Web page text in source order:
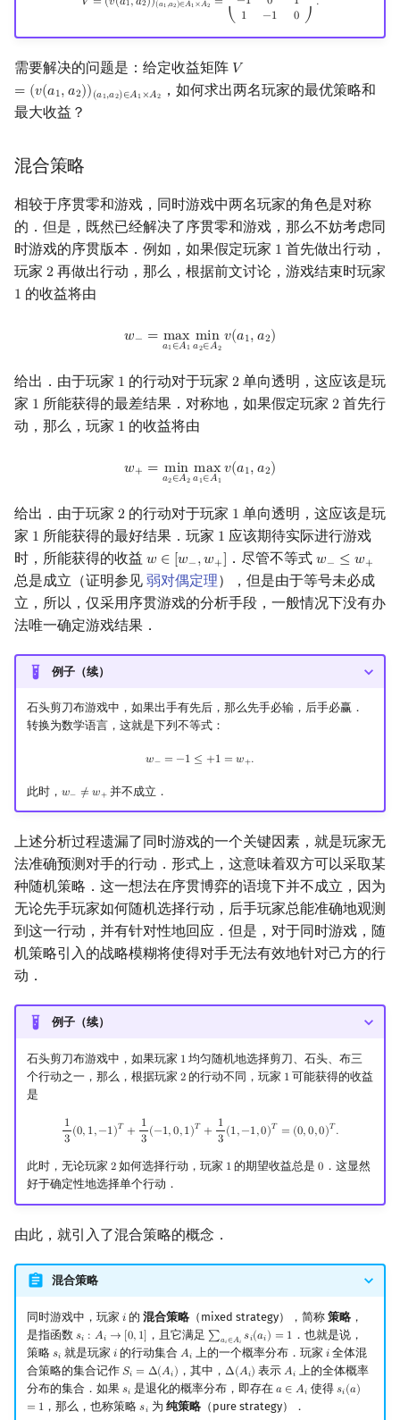
𝑉 = (𝑣(𝑎1,𝑎2))(𝑎1 ,𝑎2 )∈𝐴1 ×𝐴2 =
⎝
−1 0
1
1
−1 0 ⎠
.
需要解决的问题是：给定收益矩阵 𝑉
= (𝑣(𝑎1,𝑎2))(𝑎1,𝑎2)∈𝐴1 ×𝐴2
V=
，如何求出两名玩家的最优策略和
最大收益？
混合策略
相较于序贯零和游戏，同时游戏中两名玩家的角色是对称
的．但是，既然已经解决了序贯零和游戏，那么不妨考虑同
时游戏的序贯版本．例如，如果假定玩家 1
1 首先做出行动，
玩家 2
2 再做出行动，那么，根据前文讨论，游戏结束时玩家
1
1 的收益将由
𝑤− = max
𝑎1 ∈𝐴1 min
𝑎2∈𝐴2
𝑣(𝑎1,𝑎2)
maxa1 ∈A1mina 2∈A2 v(a1
给出．由于玩家 1
1 的行动对于玩家 2
2 单向透明，这应该是玩
家 1
1 所能获得的最差结果．对称地，如果假定玩家 2
2 首先行
动，那么，玩家 1
1 的收益将由
𝑤+ = min
𝑎2∈𝐴2
max
𝑎1∈𝐴1 𝑣(𝑎1,𝑎2)
min a2 ∈A2 maxa 1∈A v(a1
给出．由于玩家 2
2 的行动对于玩家 1
1 单向透明，这应该是玩
家 1
1 所能获得的最好结果．玩家 1
1 应该期待实际进行游戏
时，所能获得的收益 𝑤 ∈ [𝑤−,𝑤+]
w ∈[ w−,w+] ．尽管不等式𝑤− ≤ 𝑤+
w−≤w +
总是成立（证明参见 弱对偶定理），但是由于等号未必成
立，所以，仅采用序贯游戏的分析手段，一般情况下没有办
法唯一确定游戏结果．
例子（续）
石头剪刀布游戏中，如果出手有先后，那么先手必输，后手必赢．
转换为数学语言，这就是下列不等式：
𝑤− = −1 ≤ +1 = 𝑤+.
w −=− 1≤ 1=w +.
此时， 𝑤− ≠ 𝑤+
w−≠ w+ 并不成立．
上述分析过程遗漏了同时游戏的一个关键因素，就是玩家无
法准确预测对手的行动．形式上，这意味着双方可以采取某
种随机策略．这一想法在序贯博弈的语境下并不成立，因为
无论先手玩家如何随机选择行动，后手玩家总能准确地观测
到这一行动，并有针对性地回应．但是，对于同时游戏，随
机策略引入的战略模糊将使得对手无法有效地针对己方的行
动．
例子（续）
石头剪刀布游戏中，如果玩家 1
1 均匀随机地选择剪刀、石头、布三
个行动之一，那么，根据玩家 2
2的行动不同，玩家 1
1 可能获得的收益
是
1
3 (0, 1,−1)𝑇 + 1
3 (−1,0,1)𝑇 + 1
3 (1,−1,0)𝑇 = (0,0,0)𝑇 .
3( 0,1 )T +1 ( 1, 0,1)T (1 −1 T (0,0 T.
此时，无论玩家 2
2如何选择行动，玩家 1
1 的期望收益总是0
0 ．这显然
好于确定性地选择单个行动．
由此，就引入了混合策略的概念．
混合策略
同时游戏中，玩家 𝑖i的 混合策略（mixed strategy），简称 策略，
是指函数 𝑠𝑖 : 𝐴𝑖 → [0, 1]
si A i→ [0,1 ] ，且它满足 ∑𝑎𝑖∈𝐴𝑖 𝑠𝑖(𝑎𝑖) = 1
∑ai∈Ai si(ai)= 1
．也就是说，
策略 𝑠𝑖
si 就是玩家 𝑖i 的行动集合 𝐴𝑖
Ai 上的一个概率分布．玩家 𝑖i 全体混
合策略的集合记作 𝑆𝑖 = Δ(𝐴𝑖)
Si=Δ( Ai) ，其中， Δ(𝐴𝑖)
Δ(Ai) 表示 𝐴𝑖
Ai
上的全体概率
分布的集合．如果 𝑠𝑖
si 是退化的概率分布，即存在 𝑎 ∈ 𝐴𝑖
a∈Ai 使得𝑠𝑖(𝑎)
= 1
si(a)=
，那么，也称策略𝑠𝑖
si 为 纯策略（pure strategy）．